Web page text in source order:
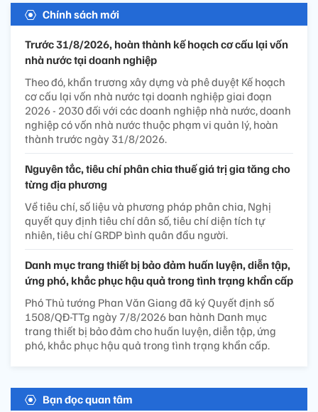
Chính sách mới
Trước 31/8/2026, hoàn thành kế hoạch cơ cấu lại vốn
nhà nước tại doanh nghiệp
Theo đó, khẩn trương xây dựng và phê duyệt Kế hoạch
cơ cấu lại vốn nhà nước tại doanh nghiệp giai đoạn
2026 - 2030 đối với các doanh nghiệp nhà nước, doanh
nghiệp có vốn nhà nước thuộc phạm vi quản lý, hoàn
thành trước ngày 31/8/2026.
Nguyên tắc, tiêu chí phân chia thuế giá trị gia tăng cho
từng địa phương
Về tiêu chí, số liệu và phương pháp phân chia, Nghị
quyết quy định tiêu chí dân số, tiêu chí diện tích tự
nhiên, tiêu chí GRDP bình quân đầu người.
Danh mục trang thiết bị bảo đảm huấn luyện, diễn tập,
ứng phó, khắc phục hậu quả trong tình trạng khẩn cấp
Phó Thủ tướng Phan Văn Giang đã ký Quyết định số
1508/QĐ-TTg ngày 7/8/2026 ban hành Danh mục
trang thiết bị bảo đảm cho huấn luyện, diễn tập, ứng
phó, khắc phục hậu quả trong tình trạng khẩn cấp.
Bạn đọc quan tâm